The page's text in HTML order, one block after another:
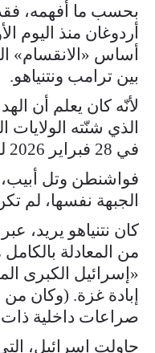
بحسب ما أفهمه،
أردوغان منذ اليوم
أساس «الانقسام»
بين ترامب ونتنياهو.
لأنّه كان يعلم أن
الذي شنّته
في 28 فبراير 2026 لم يكن واحداً.
فواشنطن وتل أبيب،
الجبهة نفسها، لم
كان نتنياهو يريد،
من المعادلة
«إسرائيل الكبرى
إبادة غزة. (وكان
صراعات داخلية ذات
حاولت إسرائيل،